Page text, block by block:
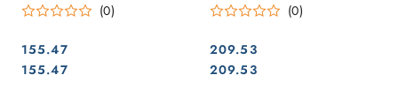
(0)
Cena:
155.47
Cena:
155.47
(0)
Cena:
209.53
Cena:
209.53